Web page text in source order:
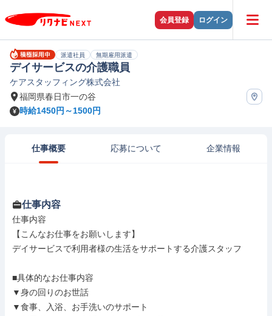
会員登録 ログイン
派遣社員 無期雇用派遣
デイサービスの介護職員
ケアスタッフィング株式会社
福岡県春日市一の谷
時給1450円～1500円
仕事概要 応募について 企業情報
仕事内容
仕事内容
【こんなお仕事をお願いします】
デイサービスで利用者様の生活をサポートする介護スタッフ
■具体的なお仕事内容
▼身の回りのお世話
▼食事、入浴、お手洗いのサポート